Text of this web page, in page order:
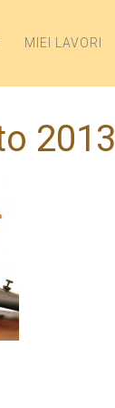
MIEI LAVORI
2013